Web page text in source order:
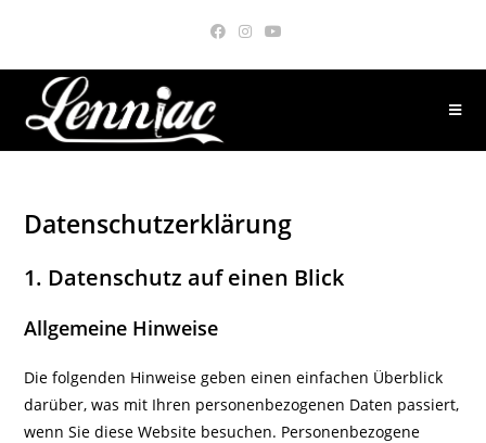
springen
Datenschutz­erklärung
1. Datenschutz auf einen Blick
Allgemeine Hinweise
Die folgenden Hinweise geben einen einfachen Überblick
darüber, was mit Ihren personenbezogenen Daten passiert,
wenn Sie diese Website besuchen. Personenbezogene